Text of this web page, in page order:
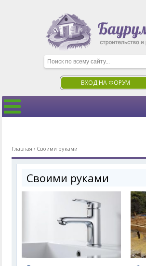
ВХОД НА ФОРУМ
Главная › Своими руками
Своими руками